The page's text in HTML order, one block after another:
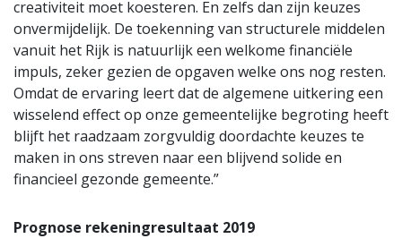
creativiteit moet koesteren. En zelfs dan zijn keuzes
onvermijdelijk. De toekenning van structurele middelen
vanuit het Rijk is natuurlijk een welkome financiële
impuls, zeker gezien de opgaven welke ons nog resten.
Omdat de ervaring leert dat de algemene uitkering een
wisselend effect op onze gemeentelijke begroting heeft
blijft het raadzaam zorgvuldig doordachte keuzes te
maken in ons streven naar een blijvend solide en
financieel gezonde gemeente.”
Prognose rekeningresultaat 2019